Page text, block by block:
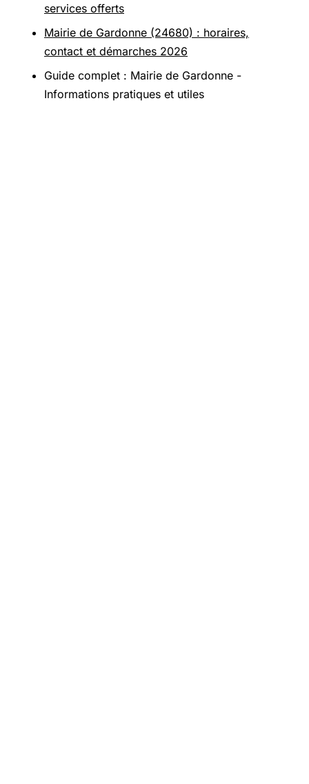
services offerts
Mairie de Gardonne (24680) : horaires,
contact et démarches 2026
Guide complet : Mairie de Gardonne -
Informations pratiques et utiles